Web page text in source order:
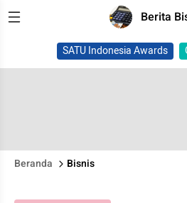
Berita
SATU Indonesia Awards
Beranda Bisnis